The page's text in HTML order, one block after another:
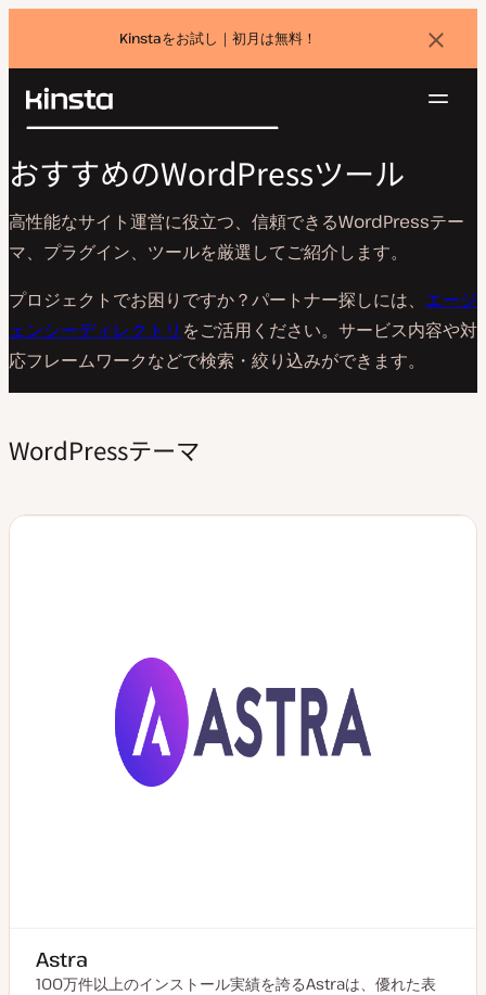
Kinstaをお試し｜初月は無料！
バ
ナ
を
Kinsta®
シ
ン
ソリューション
リソース
お問い合わせ
検
索
ログイン 無料でお試し
おすすめのWordPressツール
高性能なサイト運営に役立つ、信頼できるWordPressテー
マ、プラグイン、ツールを厳選してご紹介します。
プロジェクトでお困りですか？パートナー探しには、 エージ
ェンシーディレクトリ をご活用ください。サービス内容や対
応フレームワークなどで検索・絞り込みができます。
WordPressテーマ
Astra
100万件以上のインストール実績を誇るAstraは、優れた表